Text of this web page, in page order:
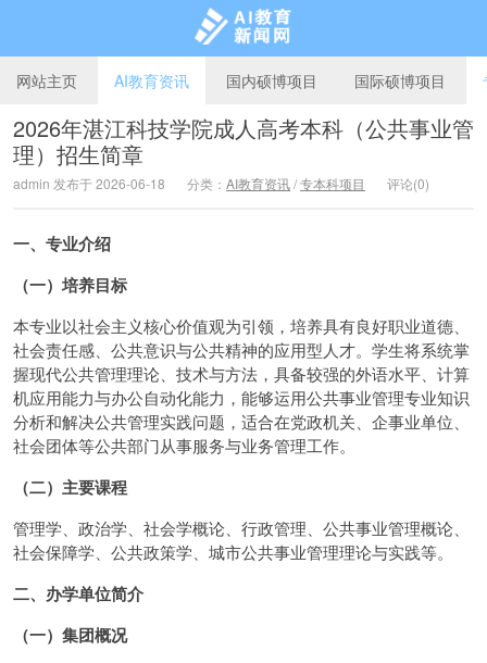
网站主页 AI教育资讯 国内硕博项目 国际硕博项目
2026年湛江科技学院成人高考本科（公共事业管
理）招生简章
admin 发布于 2026-06-18 分类： AI教育资讯/专本科项目 评论(0)
一、专业介绍
（一）培养目标
本专业以社会主义核心价值观为引领，培养具有良好职业道德、
社会责任感、公共意识与公共精神的应用型人才。学生将系统掌
握现代公共管理理论、技术与方法，具备较强的外语水平、计算
机应用能力与办公自动化能力，能够运用公共事业管理专业知识
分析和解决公共管理实践问题，适合在党政机关、企事业单位、
社会团体等公共部门从事服务与业务管理工作。
（二）主要课程
管理学、政治学、社会学概论、行政管理、公共事业管理概论、
社会保障学、公共政策学、城市公共事业管理理论与实践等。
二、办学单位简介
（一）集团概况